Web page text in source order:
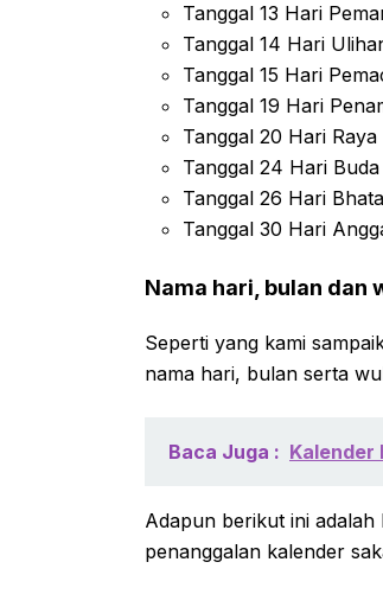
Tanggal 13 Hari
Tanggal 14 Hari
Tanggal 15 Hari
Tanggal 19 Hari
Tanggal 20 Hari
Tanggal 24 Hari
Tanggal 26 Hari
Tanggal 30 Hari
Nama hari, bulan dan
Seperti yang kami
nama hari, bulan serta
Baca Juga : Kalender
Adapun berikut ini
penanggalan kalender